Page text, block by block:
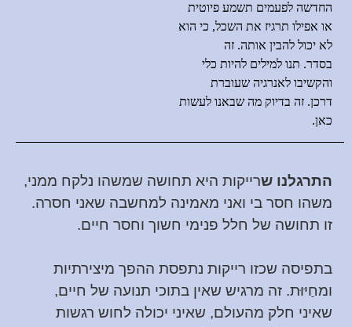
החדשה לפעמים תשמע פיוטית
או אפילו תרגיז את השכל, כי הוא
לא יכול להבין אותה. זה
בסדר. תנו למילים להיות כלי
והקשיבו לאנרגיה שעוברת
דרכן. זה בדיוק מה שבאנו לעשות
כאן.
התרגלנו שרייקות היא תחושה שמשהו נלקח ממני,
משהו חסר בי ואני מאמינה למחשבה שאני חסרה.
זו תחושה של חלל פנימי חשוך וחסר חיים.
בתפיסה שכזו רייקות נתפסת ההפך מיצירתיות
ומחַיּוּת. זה מרגיש שאין בתוכי תנועה של חיים,
שאיני חלק מהעולם, שאיני יכולה לחוש רגשות